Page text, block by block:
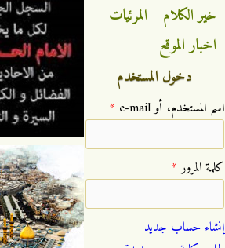
خير الكلام
المرئيات
اخبار الموقع
دخول المستخدم
‏اسم المستخدم، أو e-mail ‏ *
‏كلمة المرور ‏*
إنشاء حساب جديد